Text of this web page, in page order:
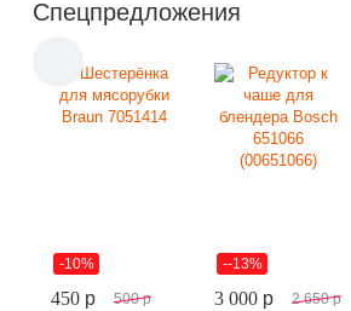
Спецпредложения
-10%
450 p 500 p
--13%
3 000 p 2 650 p